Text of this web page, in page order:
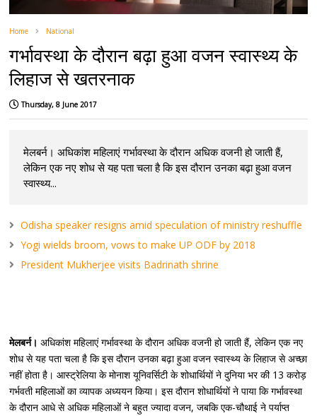
Home National
गर्भावस्था के दौरान बढ़ा हुआ वजन स्वास्थ्य के
लिहाज से खतरनाक
Thursday, 8 June 2017
मेलबर्न। अधिकांश महिलाएं गर्भावस्था के दौरान अधिक वजनी हो जाती हैं,
लेकिन एक नए शोध से यह पता चला है कि इस दौरान उनका बढ़ा हुआ वजन
स्वास्थ्य...
Odisha speaker resigns amid speculation of ministry reshuffle
Yogi wields broom, vows to make UP ODF by 2018
President Mukherjee visits Badrinath shrine
मेलबर्न।अधिकांश महिलाएं गर्भावस्था के दौरान अधिक वजनी हो जाती हैं, लेकिन एक नए
शोध से यह पता चला है कि इस दौरान उनका बढ़ा हुआ वजन स्वास्थ्य के लिहाज से अच्छा
नहीं होता है। आस्ट्रेलिया के मोनाश यूनिवर्सिटी के शोधार्थियों ने दुनिया भर की 13 करोड़
गर्भवती महिलाओं का व्यापक अध्ययन किया। इस दौरान शोधार्थियों ने पाया कि गर्भावस्था
के दौरान आधे से अधिक महिलाओं ने बहुत ज्यादा वजन, जबकि एक-चौथाई ने पर्याप्त